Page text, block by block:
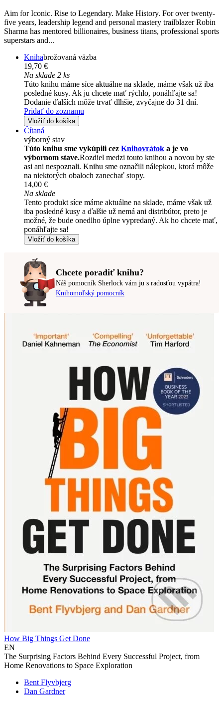
Aim for Iconic. Rise to Legendary. Make History. For over twenty-
five years, leadership legend and personal mastery trailblazer Robin
Sharma has mentored billionaires, business titans, professional sports
superstars and...
Knihabrožovaná väzba
19,70 €
Na sklade 2 ks
Túto knihu máme síce aktuálne na sklade, máme však už iba
posledné kusy. Ak ju chcete mať rýchlo, ponáhľajte sa!
Dodanie ďalších môže trvať dlhšie, zvyčajne do 31 dní.
Pridať do zoznamu
Vložiť do košíka
Čítaná
výborný stav
Túto knihu sme vykúpili cez Knihovrátok a je vo
výbornom stave.Rozdiel medzi touto knihou a novou by ste
asi ani nespoznali. Knihu sme označili nálepkou, ktorá môže
na niektorých obaloch zanechať stopy.
14,00 €
Na sklade
Tento produkt síce máme aktuálne na sklade, máme však už
iba posledné kusy a ďalšie už nemá ani distribútor, preto je
možné, že bude onedlho úplne vypredaný. Ak ho chcete mať,
ponáhľajte sa!
Vložiť do košíka
Chcete poradiť knihu?
Náš pomocník Sherlock vám ju s radosťou vypátra!
Knihomoľský pomocník
How Big Things Get Done
EN
The Surprising Factors Behind Every Successful Project, from
Home Renovations to Space Exploration
Bent Flyvbjerg
Dan Gardner